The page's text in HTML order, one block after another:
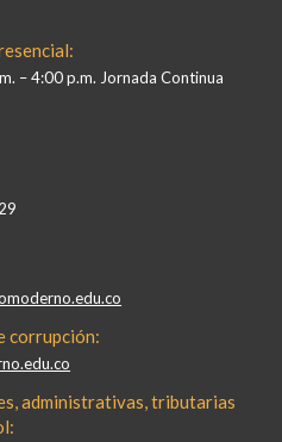
– 4:00 p.m. Jornada Continua
corrupción:
administrativas, tributarias